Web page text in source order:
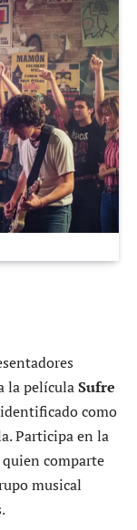
la películaSufre
identificado como
Participa en la
comparte
musical